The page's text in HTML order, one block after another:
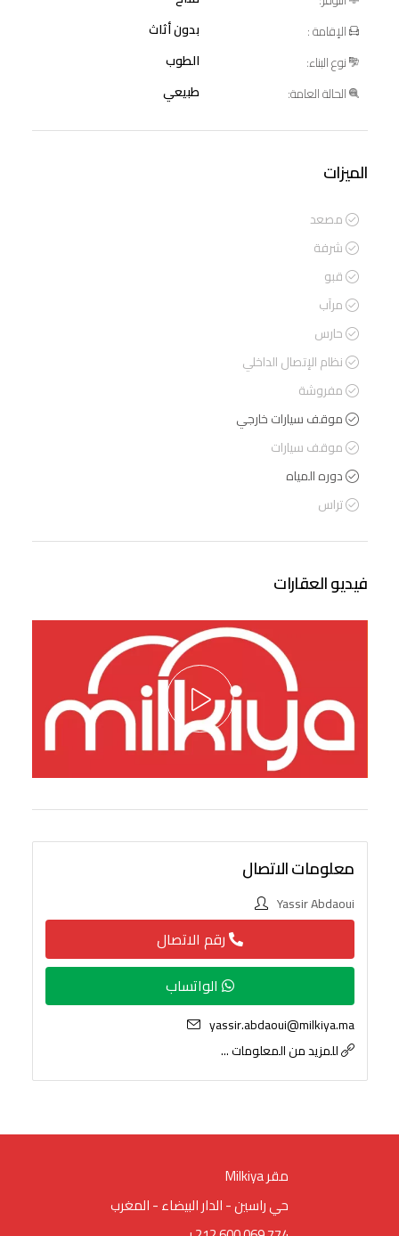
الإقامة :
بدون أثاث
نوع البناء:
الطوب
الحالة العامة:
طبيعي
الميزات
مصعد
شرفة
قبو
مرآب
حارس
نظام الإتصال الداخلي
مفروشة
موقف سيارات خارجي
موقف سيارات
دوره المياه
تراس
فيديو العقارات
معلومات الاتصال
Yassir Abdaoui
رقم الاتصال
الواتساب
yassir.abdaoui@milkiya.ma
للمزيد من المعلومات ...
Milkiya مقر
حي راسين - الدار البيضاء - المغرب